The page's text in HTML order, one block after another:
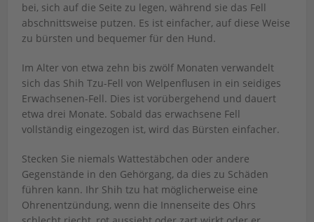
bei, sich auf die Seite zu legen, während sie das Fell
abschnittsweise putzen. Es ist einfacher, auf diese Weise
zu bürsten und bequemer für den Hund.
Im Alter von etwa zehn bis zwölf Monaten verwandelt
sich das Shih Tzu-Fell von Welpenflusen in ein seidiges
Erwachsenen-Fell. Dies ist vorübergehend und dauert
etwa drei Monate. Sobald das erwachsene Fell
vollständig eingezogen ist, wird das Bürsten einfacher.
Stecken Sie niemals Wattestäbchen oder andere
Gegenstände in den Gehörgang, da dies zu Schäden
führen kann. Ihr Shih tzu hat möglicherweise eine
Ohrenentzündung, wenn die Innenseite des Ohrs